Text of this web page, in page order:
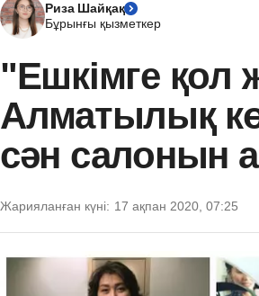
Риза Шайқақ
Бұрынғы қызметкер
"Ешкімге қол
Алматылық
сән салонын
Жарияланған күні: 17 ақпан 2020, 07:25